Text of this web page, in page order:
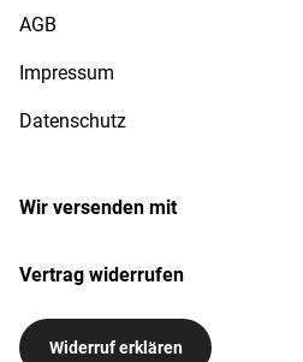
AGB
Impressum
Datenschutz
Wir versenden mit
Vertrag widerrufen
Widerruf erklären